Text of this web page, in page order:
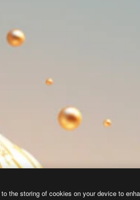
た独自の画像を作成できます。
the storing of cookies on your device to